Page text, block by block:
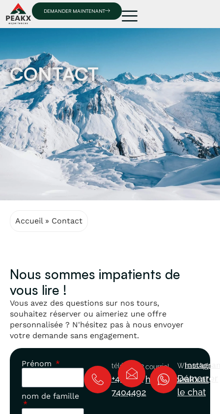
DEMANDER MAINTENANT
CONTACT
Accueil » Contact
Nous sommes impatients de
vous lire !
Vous avez des questions sur nos tours,
souhaitez réserver ou aimeriez une offre
personnalisée ? N'hésitez pas à nous envoyer
votre demande sans engagement.
Prénom
nom de famille
téléphone
+43 660
7404492
courriel
hello@peakx.at
WhatsApp
Démarrer
le chat